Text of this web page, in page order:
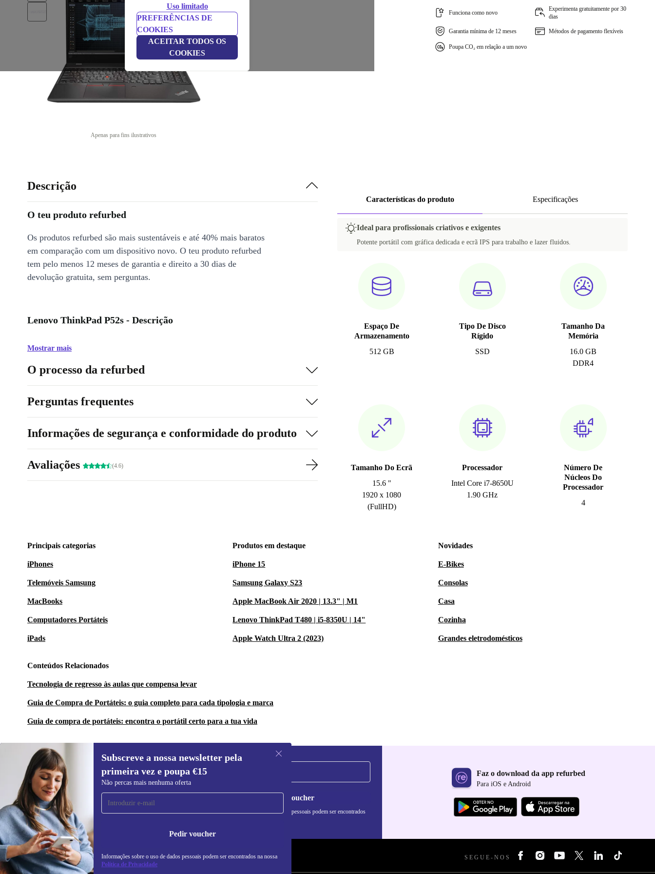
Uso limitado
PREFERÊNCIAS DE
COOKIES
ACEITAR TODOS OS
COOKIES
Apenas para fins ilustrativos
Funciona como novo
Experimenta gratuitamente por 30
dias
Garantia mínima de 12 meses Métodos de pagamento flexíveis
Poupa CO₂ em relação a um novo
Características do produto Especificações
Ideal para profissionais criativos e exigentes
Potente portátil com gráfica dedicada e ecrã IPS para trabalho e lazer fluidos.
Espaço De
Armazenamento
512 GB
Tipo De Disco
Rígido
SSD
Tamanho Da
Memória
16.0 GB
DDR4
Tamanho Do Ecrã
15.6 "
1920 x 1080
(FullHD)
Processador
Intel Core i7-8650U
1.90 GHz
Número De
Núcleos Do
Processador
4
Descrição
O teu produto refurbed
Os produtos refurbed são mais sustentáveis e até 40% mais baratos
em comparação com um dispositivo novo. O teu produto refurbed
tem pelo menos 12 meses de garantia e direito a 30 dias de
devolução gratuita, sem perguntas.
Lenovo ThinkPad P52s - Descrição
Mostrar mais
O processo da refurbed
Perguntas frequentes
Informações de segurança e conformidade do produto
Avaliações (4.6)
Principais categorias
iPhones
Telemóveis Samsung
MacBooks
Computadores Portáteis
iPads
Produtos em destaque
iPhone 15
Samsung Galaxy S23
Apple MacBook Air 2020 | 13.3" | M1
Lenovo ThinkPad T480 | i5-8350U | 14"
Apple Watch Ultra 2 (2023)
Novidades
E-Bikes
Consolas
Casa
Cozinha
Grandes eletrodomésticos
Conteúdos Relacionados
Tecnologia de regresso às aulas que compensa levar
Guia de Compra de Portáteis: o guia completo para cada tipologia e marca
Guia de compra de portáteis: encontra o portátil certo para a tua vida
Subscreve a nossa newsletter pela
primeira vez e poupa €15
Não percas mais nenhuma oferta
Pedir voucher
Informações sobre o uso de dados pessoais podem ser encontrados na nossa
Política de Privacidade
Subscreve a nossa newsletter pela
primeira vez e poupa 15€!
Não percas mais nenhuma oferta.
Pedir voucher
Informações sobre o uso de dados pessoais podem ser encontrados
Faz o download da app refurbed
Para iOS e Android
REFURBED PORTUGAL - RETHINK NEW. SEGUE-NOS